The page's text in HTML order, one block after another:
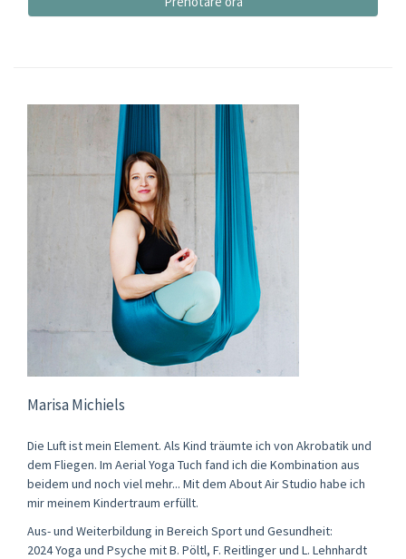
Marisa Michiels
Die Luft ist mein Element. Als Kind träumte ich von Akrobatik und
dem Fliegen. Im Aerial Yoga Tuch fand ich die Kombination aus
beidem und noch viel mehr... Mit dem About Air Studio habe ich
mir meinem Kindertraum erfüllt. ​
Aus- und Weiterbildung in Bereich Sport und Gesundheit:​
2024 Yoga und Psyche mit B. Pöltl, F. Reitlinger und L. Lehnhardt